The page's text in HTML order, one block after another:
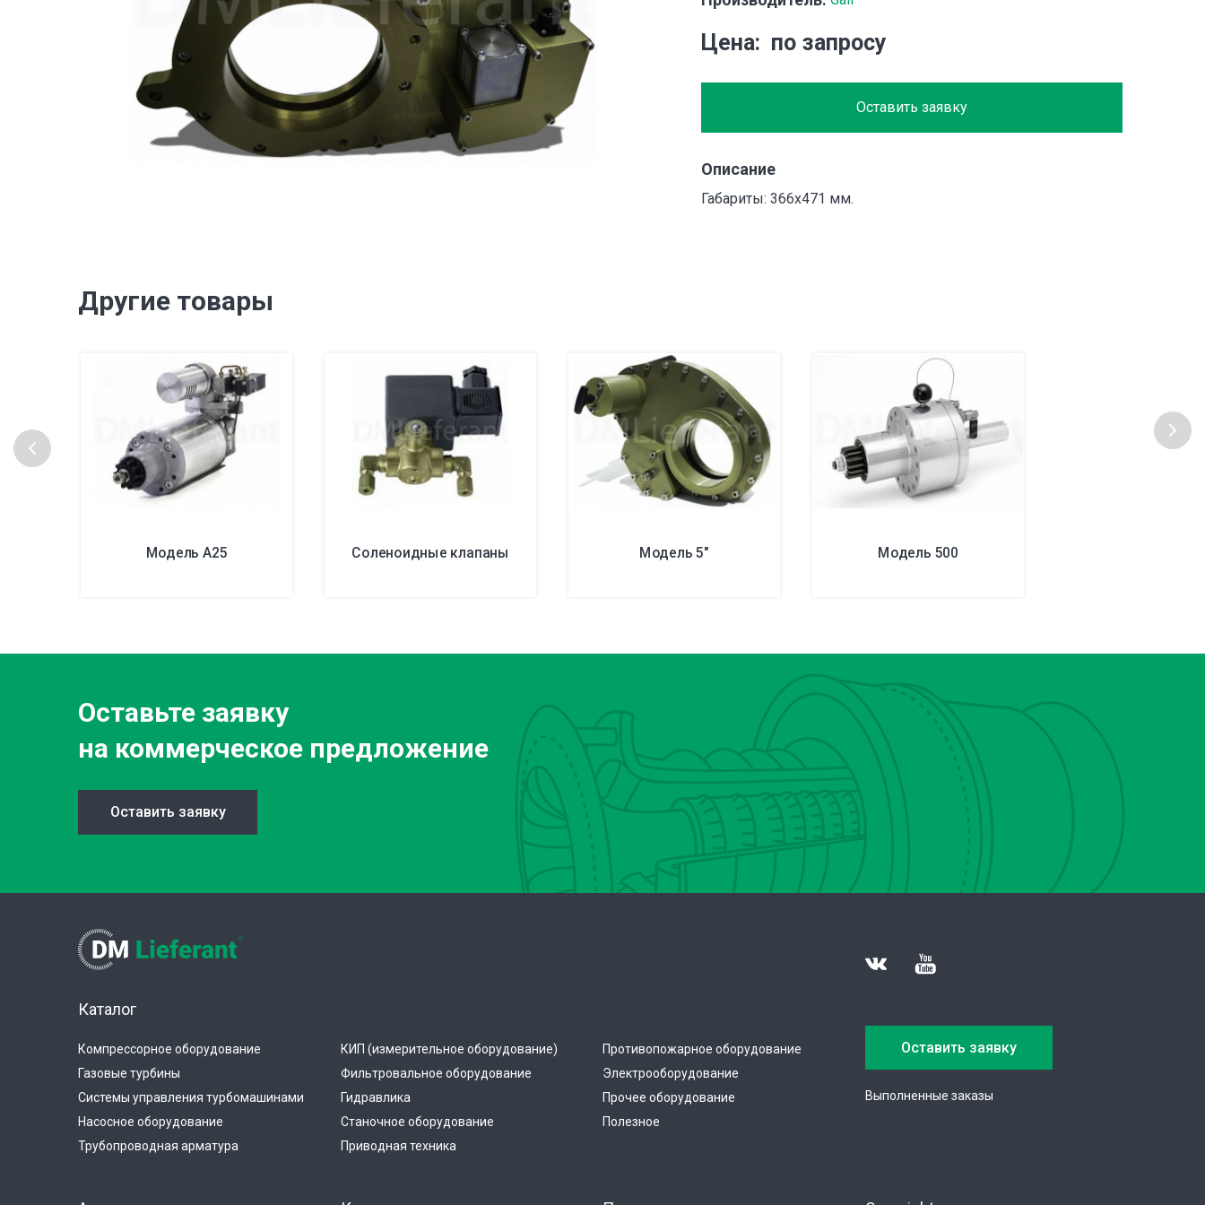
Цена по запросу
Оставить заявку
Описание
Габариты: 366х471 мм.
Другие товары
Модель А25 Соленоидные клапаны Модель 5″ Модель 500
Оставьте заявку
на коммерческое предложение
Оставить заявку
Каталог
Компрессорное оборудование
Газовые турбины
Системы управления турбомашинами
Насосное оборудование
Трубопроводная арматура
КИП (измерительное оборудование)
Фильтровальное оборудование
Гидравлика
Станочное оборудование
Приводная техника
Противопожарное оборудование
Электрооборудование
Прочее оборудование
Полезное
Оставить заявку
Выполненные заказы